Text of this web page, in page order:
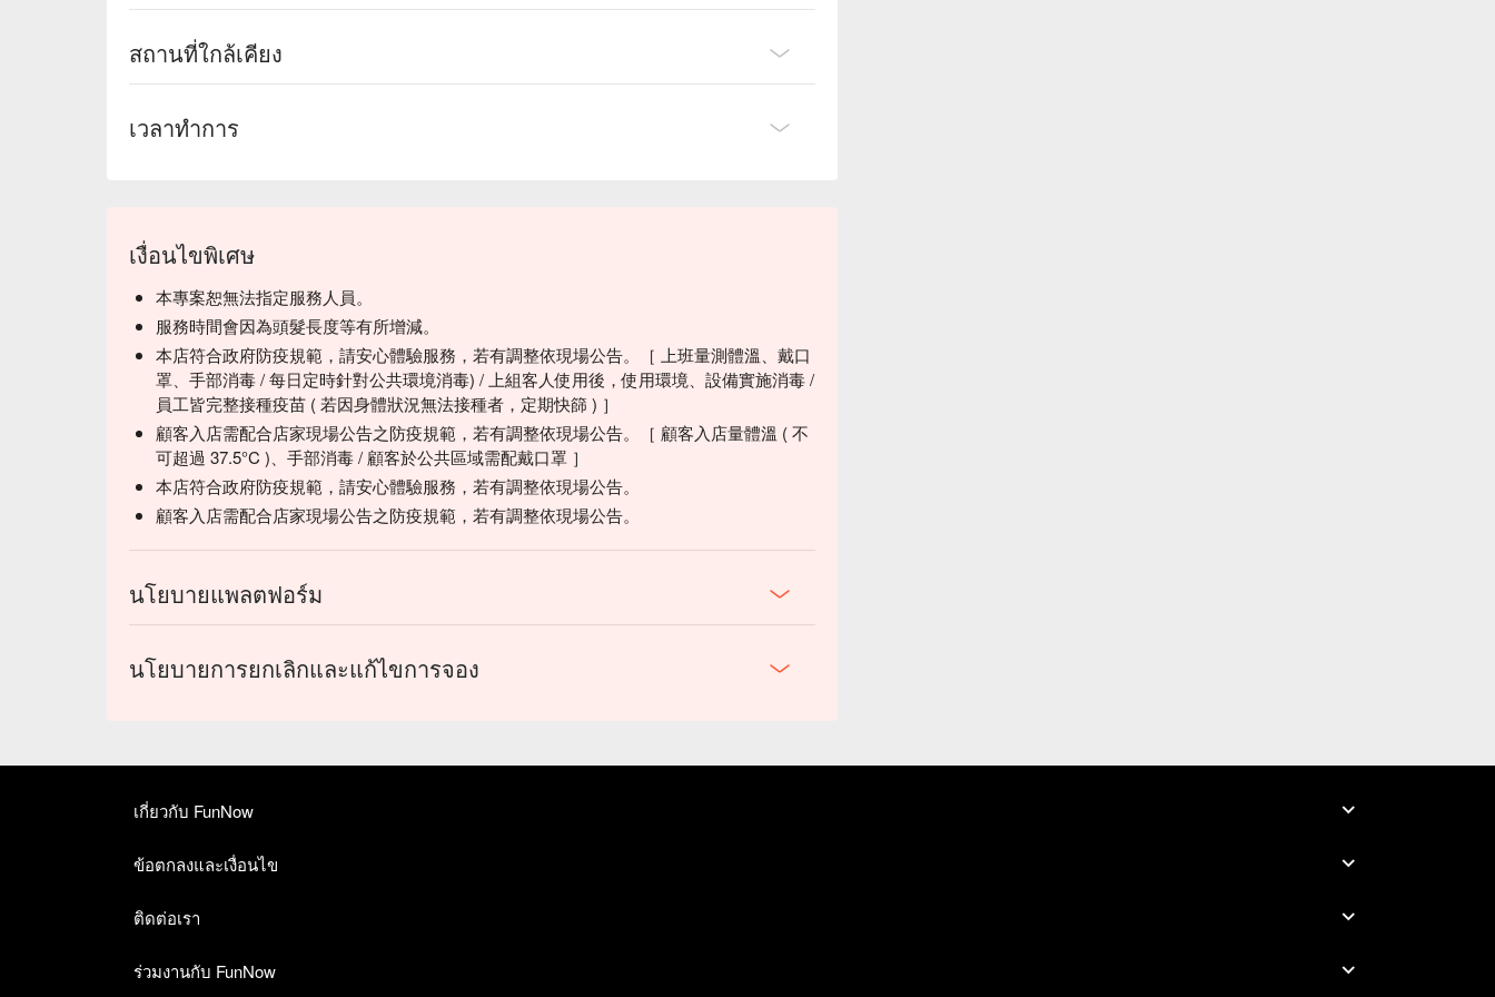
สถานที่ใกล้เคียง
เวลาทำการ
เงื่อนไขพิเศษ
本專案恕無法指定服務人員。
服務時間會因為頭髮長度等有所增減。
本店符合政府防疫規範，請安心體驗服務，若有調整依現場公告。［ 上班量測體溫、戴口
罩、手部消毒 / 每日定時針對公共環境消毒) / 上組客人使用後，使用環境、設備實施消毒 /
員工皆完整接種疫苗 ( 若因身體狀況無法接種者，定期快篩 ) ］
顧客入店需配合店家現場公告之防疫規範，若有調整依現場公告。［ 顧客入店量體溫 ( 不
可超過 37.5°C )、手部消毒 / 顧客於公共區域需配戴口罩 ］
本店符合政府防疫規範，請安心體驗服務，若有調整依現場公告。
顧客入店需配合店家現場公告之防疫規範，若有調整依現場公告。
นโยบายแพลตฟอร์ม
นโยบายการยกเลิกและแก้ไขการจอง
เกี่ยวกับ FunNow
ข้อตกลงและเงื่อนไข
ติดต่อเรา
ร่วมงานกับ FunNow